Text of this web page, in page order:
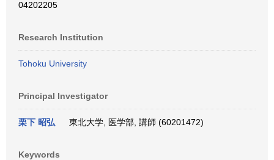
04202205
Research Institution
Tohoku University
Principal Investigator
栗下 昭弘 東北大学, 医学部, 講師 (60201472)
Keywords